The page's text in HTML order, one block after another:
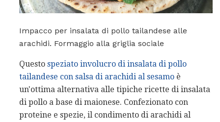
Impacco per insalata di pollo tailandese alle
arachidi. Formaggio alla griglia sociale
Questo speziato involucro di insalata di pollo
tailandese con salsa di arachidi al sesamo è
un'ottima alternativa alle tipiche ricette di insalata
di pollo a base di maionese. Confezionato con
proteine ​​e spezie, il condimento di arachidi al